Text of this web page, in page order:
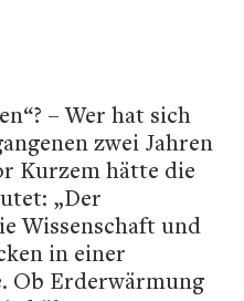
– Wer hat sich
zwei Jahren
Kurzem hätte die
„Der
Wissenschaft und
in einer
Ob Erderwärmung